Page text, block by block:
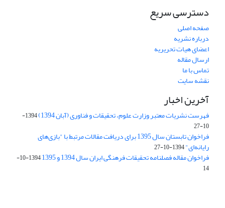
دسترسی سریع
صفحه اصلی
درباره نشریه
اعضای هیات تحریریه
ارسال مقاله
تماس با ما
نقشه سایت
آخرین اخبار
فهرست نشریات معتبر وزارت علوم، تحقیقات و فناوری (آبان 1394)
1394-
10-27
فراخوان تابستان سال 1395 برای دریافت مقالات مرتبط با "بازی‌های
رایانه‌ای"1394-10-27
فراخوان مقاله فصلنامه تحقیقات فرهنگی ایران سال 1394 و 1395
1394-10-
14